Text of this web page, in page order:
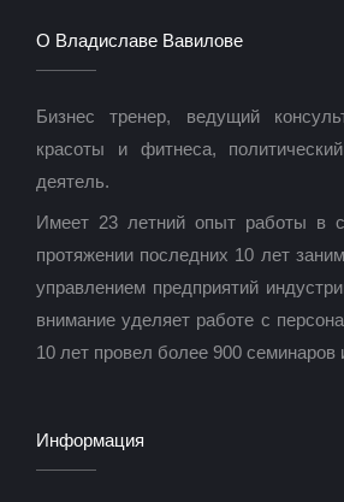
О Владиславе Вавилове
Бизнес тренер, ведущий
красоты и фитнеса,
деятель.
Имеет 23 летний опыт работы в
протяжении последних 10 лет
управлением предприятий
внимание уделяет работе с
10 лет провел более 900 семинаров
Информация